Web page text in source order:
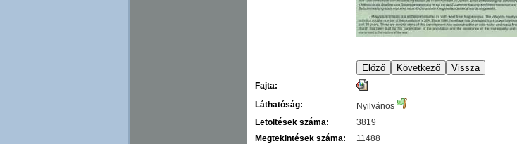
Fajta:
Láthatóság:
Nyilvános
Letöltések száma:
3819
Megtekintések száma:
11488